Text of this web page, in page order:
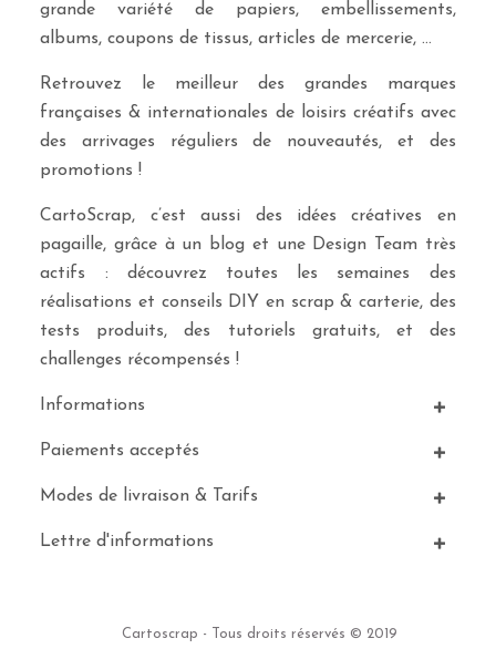
grande variété de papiers, embellissements,
albums, coupons de tissus, articles de mercerie, …
Retrouvez le meilleur des grandes marques
françaises & internationales de loisirs créatifs avec
des arrivages réguliers de nouveautés, et des
promotions !
CartoScrap, c’est aussi des idées créatives en
pagaille, grâce à un blog et une Design Team très
actifs : découvrez toutes les semaines des
réalisations et conseils DIY en scrap & carterie, des
tests produits, des tutoriels gratuits, et des
challenges récompensés !
Informations
Paiements acceptés
Modes de livraison & Tarifs
Lettre d'informations
Cartoscrap - Tous droits réservés © 2019